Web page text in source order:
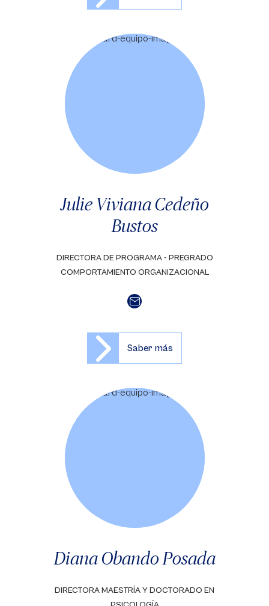
Julie Viviana Cedeño
Bustos
DIRECTORA DE PROGRAMA - PREGRADO
COMPORTAMIENTO ORGANIZACIONAL
Saber más
Diana Obando Posada
DIRECTORA MAESTRÍA Y DOCTORADO EN